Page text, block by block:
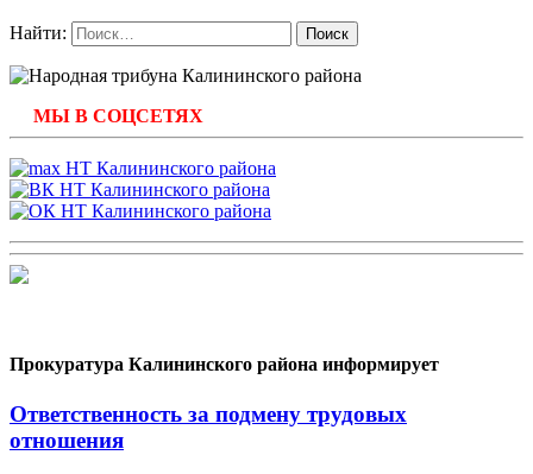
Найти:
МЫ В СОЦСЕТЯХ
Прокуратура Калининского района информирует
Ответственность за подмену трудовых
отношения